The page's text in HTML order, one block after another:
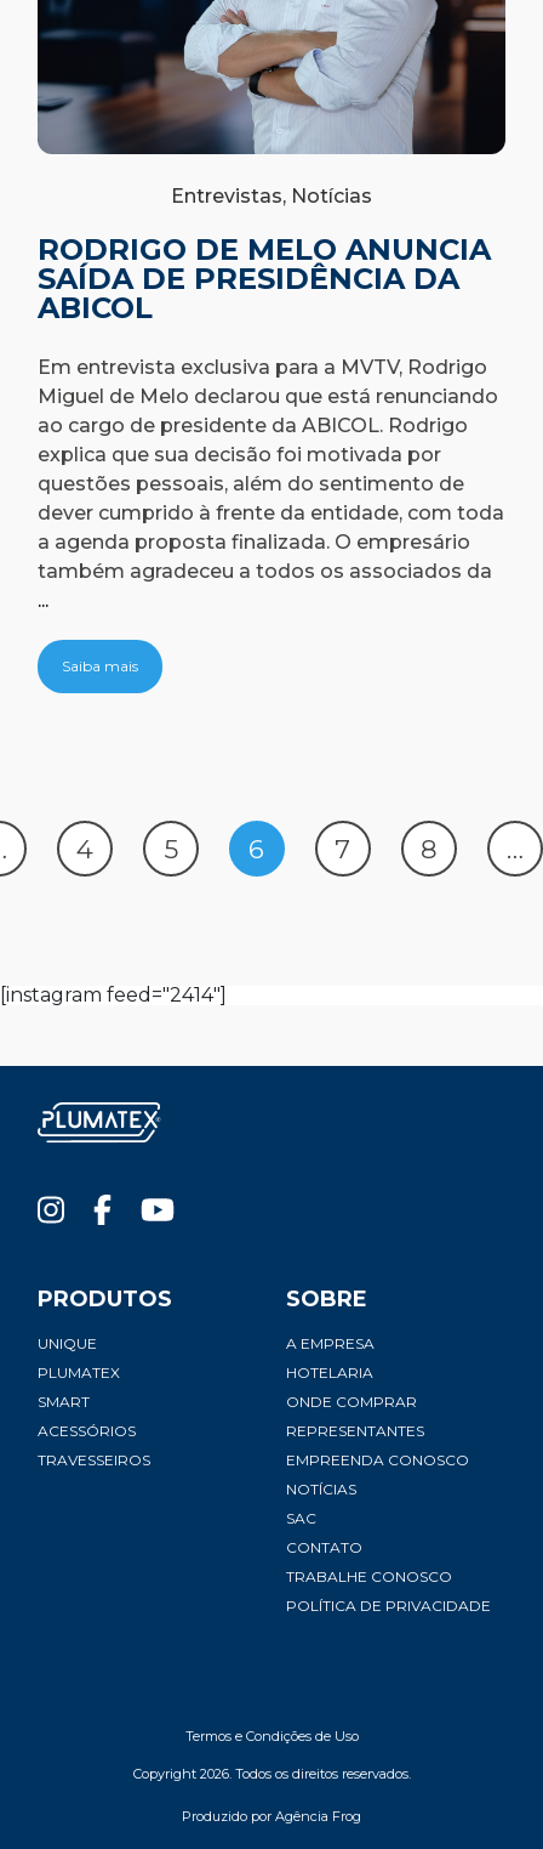
Entrevistas, Notícias
RODRIGO DE MELO ANUNCIA
SAÍDA DE PRESIDÊNCIA DA
ABICOL
Em entrevista exclusiva para a MVTV, Rodrigo
Miguel de Melo declarou que está renunciando
ao cargo de presidente da ABICOL. Rodrigo
explica que sua decisão foi motivada por
questões pessoais, além do sentimento de
dever cumprido à frente da entidade, com toda
a agenda proposta finalizada. O empresário
também agradeceu a todos os associados da
...Notícias
Saiba mais
4 5 6 7 8 …
[instagram feed="2414"]
PRODUTOS
UNIQUE
PLUMATEX
SMART
ACESSÓRIOS
TRAVESSEIROS
SOBRE
A EMPRESA
HOTELARIA
ONDE COMPRAR
REPRESENTANTES
EMPREENDA CONOSCO
NOTÍCIAS
SAC
CONTATO
TRABALHE CONOSCO
POLÍTICA DE PRIVACIDADE
Termos e Condições de Uso
Copyright 2026. Todos os direitos reservados.
Produzido por Agência Frog